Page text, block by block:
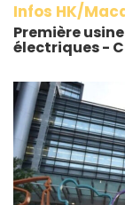
Infos HK/
Première
électriques -